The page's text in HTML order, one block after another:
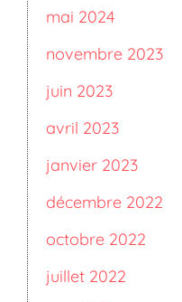
mai 2024
novembre 2023
juin 2023
avril 2023
janvier 2023
décembre 2022
octobre 2022
juillet 2022